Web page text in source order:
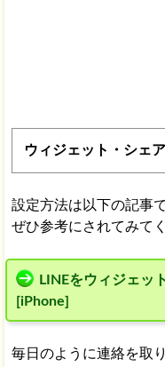
ウィジェット・シェ
設定方法は以下の記事
ぜひ参考にされてみて
LINEをウィジェッ
[iPhone]
毎日のように連絡を取